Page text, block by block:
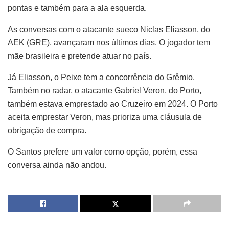
pontas e também para a ala esquerda.
As conversas com o atacante sueco Niclas Eliasson, do
AEK (GRE), avançaram nos últimos dias. O jogador tem
mãe brasileira e pretende atuar no país.
Já Eliasson, o Peixe tem a concorrência do Grêmio.
Também no radar, o atacante Gabriel Veron, do Porto,
também estava emprestado ao Cruzeiro em 2024. O Porto
aceita emprestar Veron, mas prioriza uma cláusula de
obrigação de compra.
O Santos prefere um valor como opção, porém, essa
conversa ainda não andou.